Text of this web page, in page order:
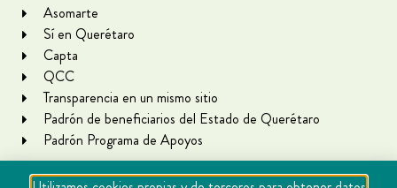
Asomarte
Sí en Querétaro
Capta
QCC
Transparencia en un mismo sitio
Padrón de beneficiarios del Estado de Querétaro
Padrón Programa de Apoyos